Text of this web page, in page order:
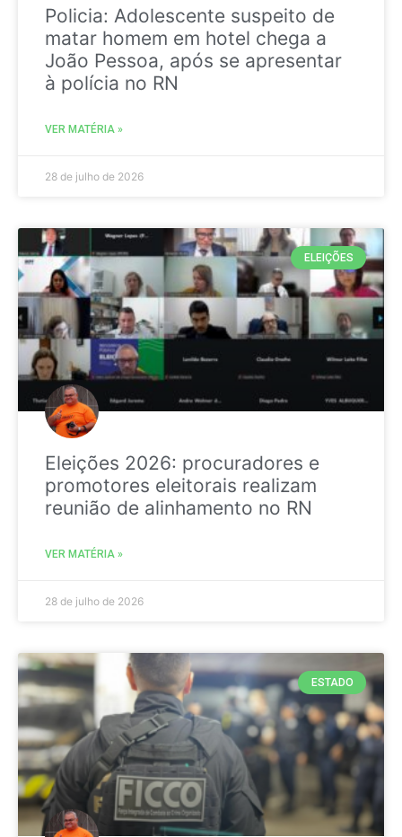
Policia: Adolescente suspeito de
matar homem em hotel chega a
João Pessoa, após se apresentar
à polícia no RN
VER MATÉRIA »
28 de julho de 2026
ELEIÇÕES
Eleições 2026: procuradores e
promotores eleitorais realizam
reunião de alinhamento no RN
VER MATÉRIA »
28 de julho de 2026
ESTADO